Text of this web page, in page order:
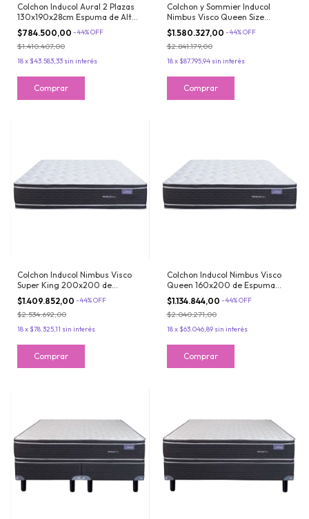
Colchon Inducol Aural 2 Plazas
130x190x28cm Espuma de Alta
Densidad con Doble Europillow
$784.500,00 -44%OFF
$1.410.407,00
18x $43.583,33 sin interés
Colchon y Sommier Inducol
Nimbus Visco Queen Size
160x200x26 de Espuma Doble
Pillow Viscoelastico
$1.580.327,00 -44%OFF
$2.841.179,00
18x $87.795,94 sin interés
Colchon Inducol Nimbus Visco
Super King 200x200 de
Espuma Alta Densidad Doble
Pillow Viscoelastico
$1.409.852,00 -44%OFF
$2.534.692,00
18x $78.325,11 sin interés
Colchon Inducol Nimbus Visco
Queen 160x200 de Espuma
Alta Densidad Doble Pillow
Viscoelastico
$1.134.844,00 -44%OFF
$2.040.271,00
18x $63.046,89 sin interés